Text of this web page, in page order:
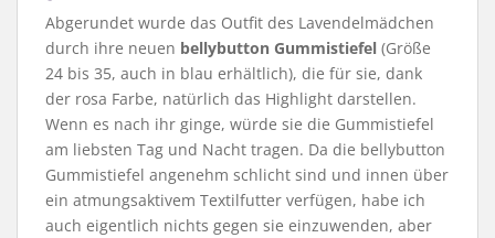
Abgerundet wurde das Outfit des Lavendelmädchen
durch ihre neuen bellybutton Gummistiefel (Größe
24 bis 35, auch in blau erhältlich), die für sie, dank
der rosa Farbe, natürlich das Highlight darstellen.
Wenn es nach ihr ginge, würde sie die Gummistiefel
am liebsten Tag und Nacht tragen. Da die bellybutton
Gummistiefel angenehm schlicht sind und innen über
ein atmungsaktivem Textilfutter verfügen, habe ich
auch eigentlich nichts gegen sie einzuwenden, aber